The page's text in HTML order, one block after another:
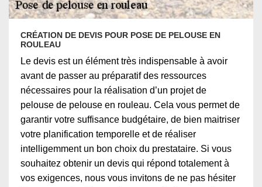
CRÉATION DE DEVIS POUR POSE DE PELOUSE EN
ROULEAU
Le devis est un élément très indispensable à avoir
avant de passer au préparatif des ressources
nécessaires pour la réalisation d’un projet de
pelouse de pelouse en rouleau. Cela vous permet de
garantir votre suffisance budgétaire, de bien maitriser
votre planification temporelle et de réaliser
intelligemment un bon choix du prestataire. Si vous
souhaitez obtenir un devis qui répond totalement à
vos exigences, nous vous invitons de ne pas hésiter